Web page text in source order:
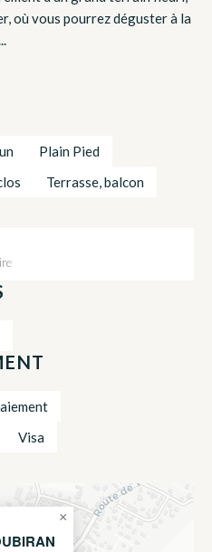
où vous pourrez déguster à la
Plain Pied
Terrasse, balcon
Visa
×